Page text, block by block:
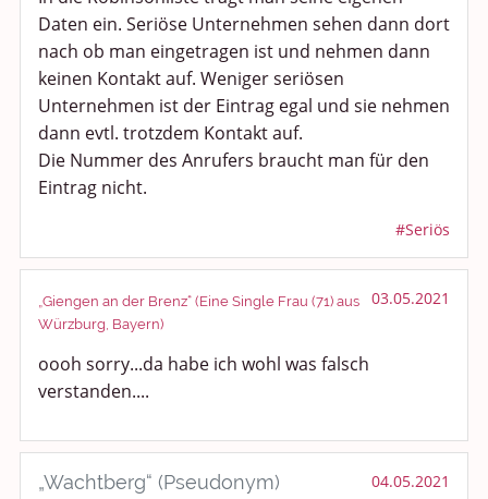
Daten ein. Seriöse Unternehmen sehen dann dort
nach ob man eingetragen ist und nehmen dann
keinen Kontakt auf. Weniger seriösen
Unternehmen ist der Eintrag egal und sie nehmen
dann evtl. trotzdem Kontakt auf.
Die Nummer des Anrufers braucht man für den
Eintrag nicht.
#Seriös
„Giengen an der Brenz“ (Eine Single Frau (71) aus
Würzburg, Bayern)
03.05.2021
oooh sorry...da habe ich wohl was falsch
verstanden....
„Wachtberg“ (Pseudonym) 04.05.2021